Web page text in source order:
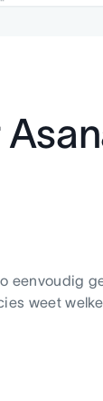
eenvoudig
weet